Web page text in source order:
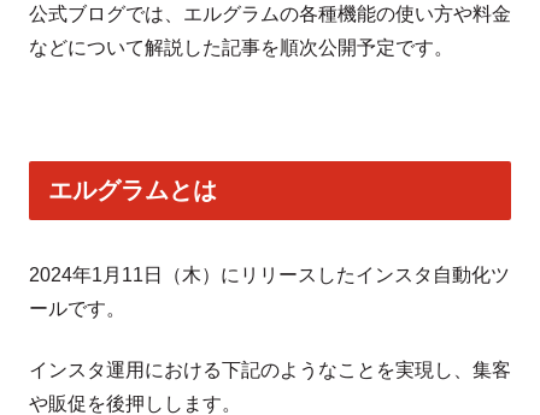
公式ブログでは、エルグラムの各種機能の使い方や料金
などについて解説した記事を順次公開予定です。
エルグラムとは
2024年1月11日（木）にリリースしたインスタ自動化ツ
ールです。
インスタ運用における下記のようなことを実現し、集客
や販促を後押しします。